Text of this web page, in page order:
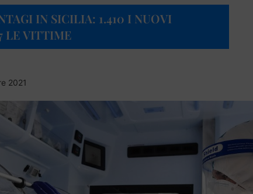
IN SICILIA: 1.410 I NUOVI
LE VITTIME
2021